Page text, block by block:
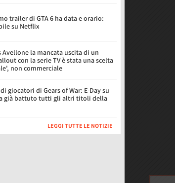
trailer di GTA 6 ha data e orario:
su Netflix
Avellone la mancata uscita di un
con la serie TV è stata una scelta
non commerciale
giocatori di Gears of War: E-Day su
già battuto tutti gli altri titoli della
LEGGI TUTTE LE NOTIZIE